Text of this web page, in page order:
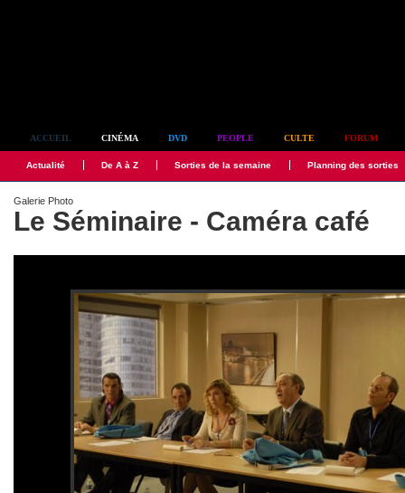
ACCUEIL CINÉMA DVD PEOPLE CULTE FORUM
Actualité De A à Z Sorties de la semaine Planning des sorties
Galerie Photo
Le Séminaire - Caméra café